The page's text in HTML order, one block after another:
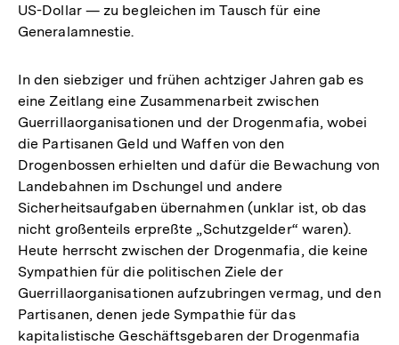
US-Dollar — zu begleichen im Tausch für eine
Generalamnestie.
In den siebziger und frühen achtziger Jahren gab es
eine Zeitlang eine Zusammenarbeit zwischen
Guerrillaorganisationen und der Drogenmafia, wobei
die Partisanen Geld und Waffen von den
Drogenbossen erhielten und dafür die Bewachung von
Landebahnen im Dschungel und andere
Sicherheitsaufgaben übernahmen (unklar ist, ob das
nicht großenteils erpreßte „Schutzgelder“ waren).
Heute herrscht zwischen der Drogenmafia, die keine
Sympathien für die politischen Ziele der
Guerrillaorganisationen aufzubringen vermag, und den
Partisanen, denen jede Sympathie für das
kapitalistische Geschäftsgebaren der Drogenmafia